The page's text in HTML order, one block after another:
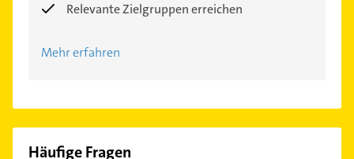
Relevante Zielgruppen erreichen
Mehr erfahren
Häufige Fragen